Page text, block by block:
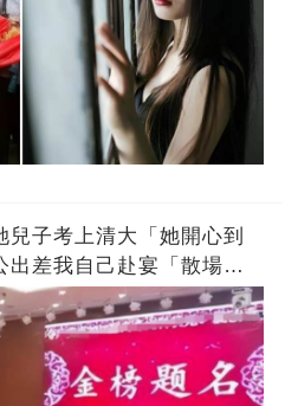
子考上清大「她開心到
差我自己赴宴「散場時
倆賺比較多，就當祝賀他